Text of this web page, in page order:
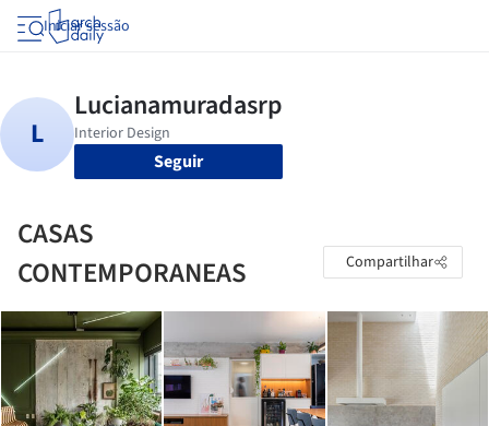
Iniciar sessão
Seguir
CASAS
CONTEMPORANEAS
Compartilhar